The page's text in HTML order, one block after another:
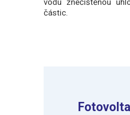
částic.